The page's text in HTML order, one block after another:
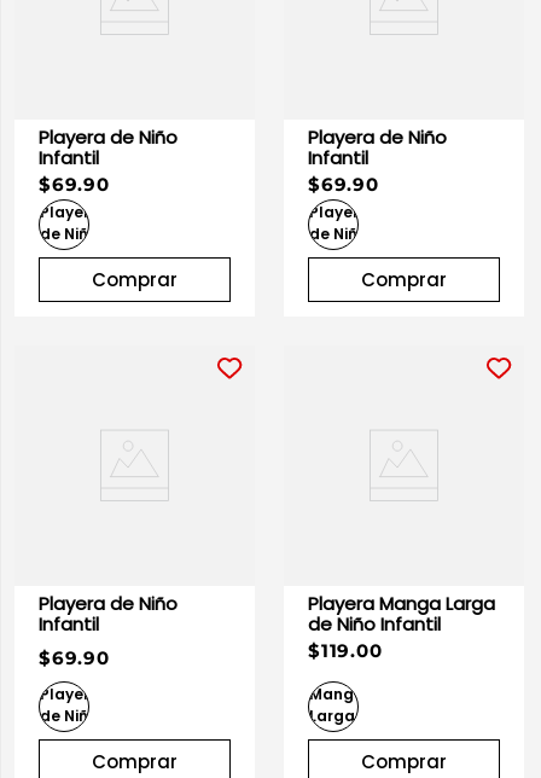
Playera de Niño
Infantil
$69.90
Comprar
Playera de Niño
Infantil
$69.90
Comprar
Playera de Niño
Infantil
$69.90
Comprar
Playera Manga Larga
de Niño Infantil
$119.00
Comprar